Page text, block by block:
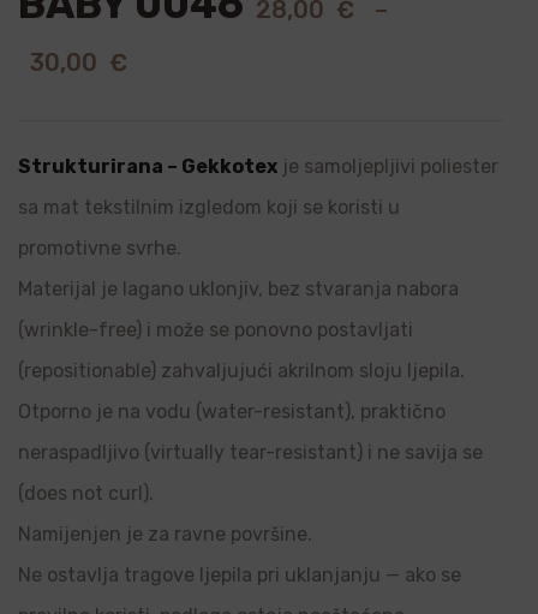
28,00 €
–
30,00 €
Strukturirana – Gekkotex je samoljepljivi poliester
sa mat tekstilnim izgledom koji se koristi u
promotivne svrhe.
Materijal je lagano uklonjiv, bez stvaranja nabora
(wrinkle-free) i može se ponovno postavljati
(repositionable) zahvaljujući akrilnom sloju ljepila.
Otporno je na vodu (water-resistant), praktično
neraspadljivo (virtually tear-resistant) i ne savija se
(does not curl).
Namijenjen je za ravne površine.
Ne ostavlja tragove ljepila pri uklanjanju — ako se